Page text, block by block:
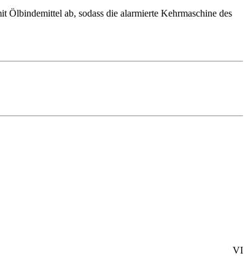
ab, sodass die alarmierte Kehrmaschine des
VI